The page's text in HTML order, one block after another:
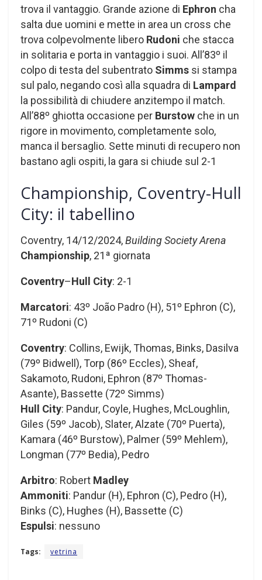
trova il vantaggio. Grande azione di Ephron cha
salta due uomini e mette in area un cross che
trova colpevolmente libero Rudoni che stacca
in solitaria e porta in vantaggio i suoi. All’83º il
colpo di testa del subentrato Simms si stampa
sul palo, negando così alla squadra di Lampard
la possibilità di chiudere anzitempo il match.
All’88º ghiotta occasione per Burstow che in un
rigore in movimento, completamente solo,
manca il bersaglio. Sette minuti di recupero non
bastano agli ospiti, la gara si chiude sul 2-1
Championship, Coventry-Hull
City: il tabellino
Coventry, 14/12/2024,Building Society Arena
Championship, 21ª giornata
Coventry–Hull City: 2-1
Marcatori: 43º João Padro (H), 51º Ephron (C),
71º Rudoni (C)
Coventry: Collins, Ewijk, Thomas, Binks, Dasilva
(79º Bidwell), Torp (86º Eccles), Sheaf,
Sakamoto, Rudoni, Ephron (87º Thomas-
Asante), Bassette (72º Simms)
Hull City: Pandur, Coyle, Hughes, McLoughlin,
Giles (59º Jacob), Slater, Alzate (70º Puerta),
Kamara (46º Burstow), Palmer (59º Mehlem),
Longman (77º Bedia), Pedro
Arbitro: Robert Madley
Ammoniti: Pandur (H), Ephron (C), Pedro (H),
Binks (C), Hughes (H), Bassette (C)
Espulsi: nessuno
Tags: vetrina